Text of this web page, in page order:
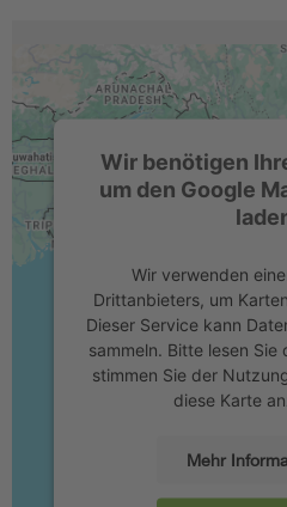
Wir benötigen
um den Google
Wir verwenden
Drittanbieters, um
Dieser Service kann
sammeln. Bitte lesen
stimmen Sie der
diese Karte
Mehr